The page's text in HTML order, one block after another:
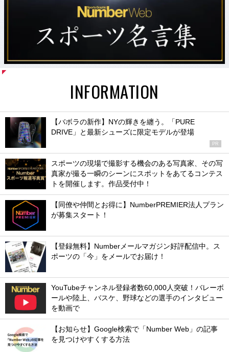
INFORMATION
【バボラの新作】NYの輝きを纏う。「PURE
DRIVE」と最新シューズに限定モデルが登場
PR
スポーツの現場で撮影する機会のある写真家、その写
真家が撮る一瞬のシーンにスポットをあてるコンテス
トを開催します。作品受付中！
【同僚や仲間とお得に】NumberPREMIER法人プラン
が募集スタート！
【登録無料】Numberメールマガジン好評配信中。ス
ポーツの「今」をメールでお届け！
YouTubeチャンネル登録者数60,000人突破！バレーボ
ールや陸上、バスケ、野球などの選手のインタビュー
を動画で
【お知らせ】Google検索で「Number Web」の記事
を見つけやすくする方法